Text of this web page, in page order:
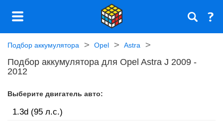
Подбор аккумулятора Opel Astra
Подбор аккумулятора для Opel Astra J 2009 -
2012
Выберите двигатель авто:
1.3d (95 л.с.)